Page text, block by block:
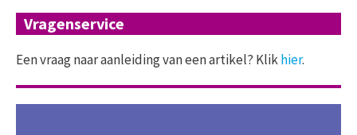
Vragenservice
Een vraag naar aanleiding van een artikel? Klikhier.